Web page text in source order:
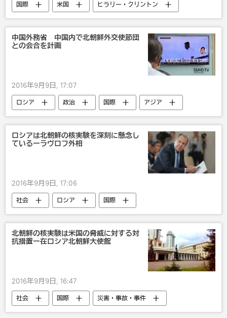
国際 米国 ヒラリー・クリントン
中国外務省 中国内で北朝鮮外交使節団
との会合を計画
2016年9月9日, 17:07
ロシア 政治 国際
アジア
中国
北朝鮮 核兵器
ロシアは北朝鮮の核実験を深刻に懸念し
ているーラヴロフ外相
2016年9月9日, 17:06
社会 ロシア
国際
災害・事故・事件
アジア
北朝鮮
セルゲイ・ラブロフ
核兵器
北朝鮮の核実験は米国の脅威に対する対
抗措置ー在ロシア北朝鮮大使館
2016年9月9日, 16:47
社会 国際
災害・事故・事件
アジア
北朝鮮 核兵器